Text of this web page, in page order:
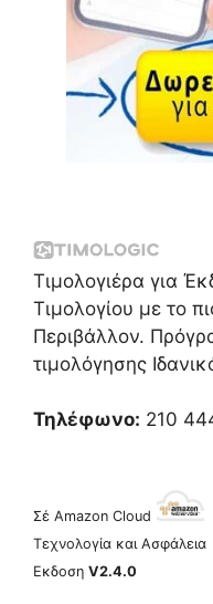
Τιμολογιέρα για
Τιμολογίου με το
Περιβάλλον.
τιμολόγησης
Τηλέφωνο: 210
Σέ Amazon Cloud
Τεχνολογία και Ασφάλεια
Εκδοση V2.4.0